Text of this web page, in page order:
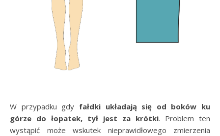
W przypadku gdy fałdki układają się od boków ku
górze do łopatek, tył jest za krótki. Problem ten
wystąpić może wskutek nieprawidłowego zmierzenia